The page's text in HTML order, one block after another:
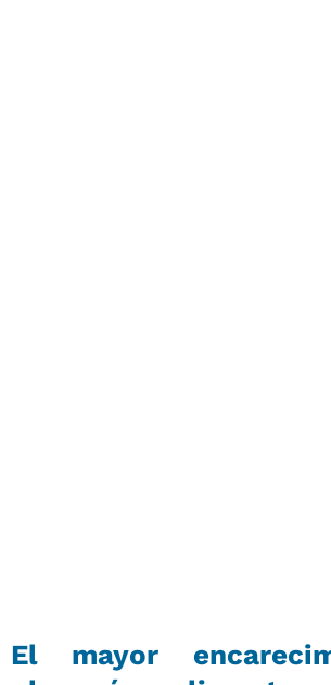
El mayor